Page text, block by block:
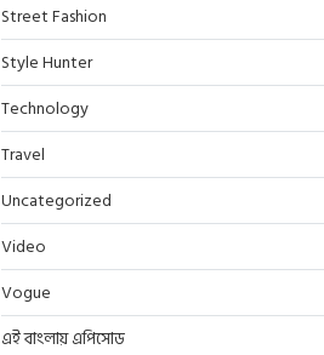
Street Fashion
Style Hunter
Technology
Travel
Uncategorized
Video
Vogue
এই বাংলায় এপিসোড